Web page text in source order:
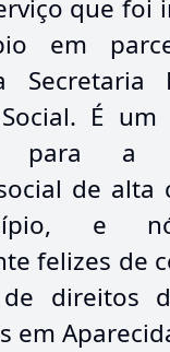
que foi
em
Secretaria
É
para a
de alta
e
felizes de
direitos
em